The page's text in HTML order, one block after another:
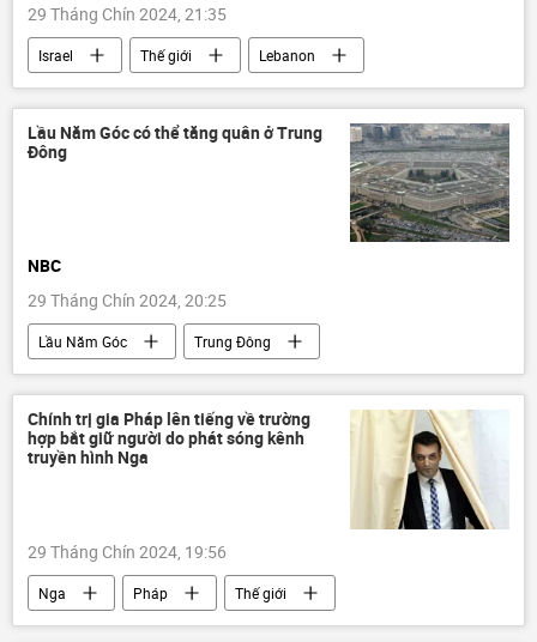
29 Tháng Chín 2024, 21:35
Israel Thế giới
Lebanon
Iran
Trung Đông
Báo chí thế giới
"Hezbollah"
Vòng xoáy căng thẳng mới ở Trung Đông
Lầu Năm Góc có thể tăng quân ở Trung
Đông
NBC
29 Tháng Chín 2024, 20:25
Lầu Năm Góc
Trung Đông
Thế giới
Báo chí thế giới
Quân sự
Vòng xoáy căng thẳng mới ở Trung Đông
Chính trị gia Pháp lên tiếng về trường
hợp bắt giữ người do phát sóng kênh
truyền hình Nga
29 Tháng Chín 2024, 19:56
Nga Pháp
Thế giới
Châu Âu
trừng phạt
phương Tây